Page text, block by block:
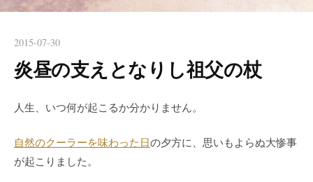
2015-07-30
炎昼の支えとなりし祖父の杖
人生、いつ何が起こるか分かりません。
自然のクーラーを味わった日の夕方に、思いもよらぬ大惨事
が起こりました。